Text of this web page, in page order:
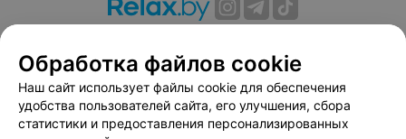
Вакансии
Публичный договор
Способы оплаты
Публичный договор по использованию сервиса
«Афиша»
Пользовательское соглашение
Обработка файлов cookie
Наш сайт использует файлы cookie для обеспечения
удобства пользователей сайта, его улучшения, сбора
статистики и предоставления персонализированных